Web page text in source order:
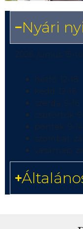
Nyári
2026. június 15-
hétfő: 12-18
kedd: 12-16
szerda: 9-16
csütörtök:
péntek: 9-14
szombat:
vasárnap: